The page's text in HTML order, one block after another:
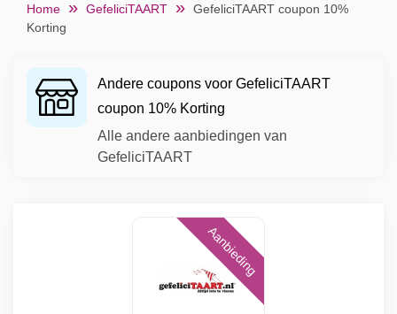
Home GefeliciTAART
GefeliciTAART coupon 10%
Korting
Andere coupons voor GefeliciTAART
coupon 10% Korting
Alle andere aanbiedingen van
GefeliciTAART
Aanbieding